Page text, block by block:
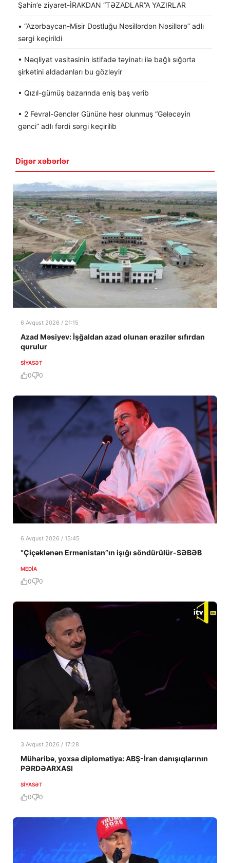
Şahin’e ziyaret-İRAKDAN “TƏZADLAR”A YAZIRLAR
• “Azərbaycan-Misir Dostluğu Nəsillərdən Nəsillərə” adlı
sərgi keçirildi
• Nəqliyat vasitəsinin istifadə təyinatı ilə bağlı sığorta
şirkətini aldadanları bu gözləyir
• Qızıl-gümüş bazarında eniş baş verib
• 2 Fevral-Gənclər Gününə həsr olunmuş “Gələcəyin
gənci” adlı fərdi sərgi keçirilib
Digər xəbərlər
6 Avqust 2026 / 21:15
Azad Məsiyev: İşğaldan azad olunan ərazilər sıfırdan
qurulur
SIYASƏT
0 0
6 Avqust 2026 / 15:45
“Çiçəklənən Ermənistan”ın işığı söndürülür-SƏBƏB
MEDİA
0 0
3 Avqust 2026 / 17:28
Müharibə, yoxsa diplomatiya: ABŞ-İran danışıqlarının
PƏRDƏARXASI
SIYASƏT
0 0